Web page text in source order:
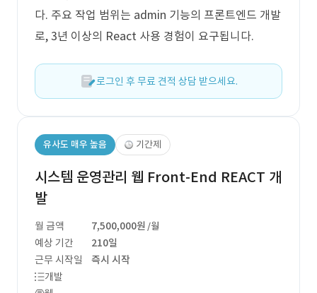
다. 주요 작업 범위는 admin 기능의 프론트엔드 개발
로, 3년 이상의 React 사용 경험이 요구됩니다.
로그인 후 무료 견적 상담 받으세요.
유사도 매우 높음 기간제
시스템 운영관리 웹 Front-End REACT 개
발
월 금액 7,500,000원 /월
예상 기간
210일
근무 시작일
즉시 시작
개발